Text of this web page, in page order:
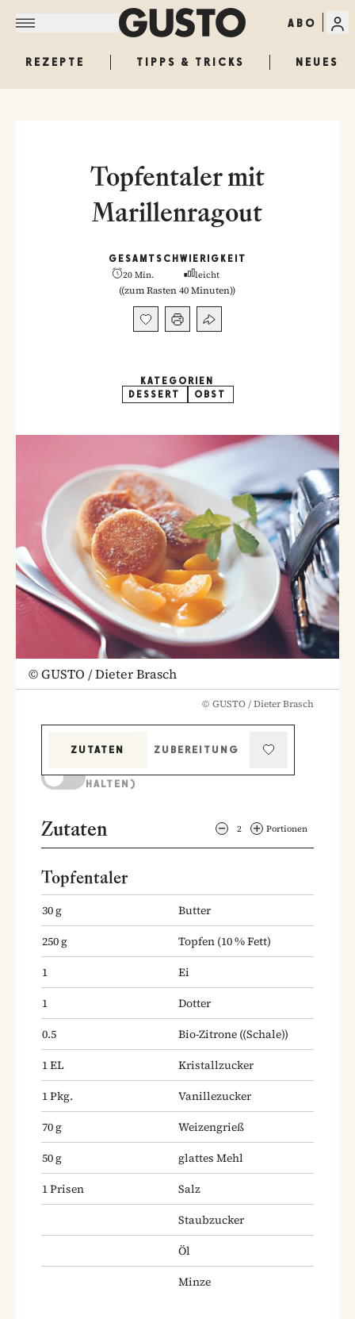
ABO
REZEPTE TIPPS & TRICKS NEUES
Topfentaler mit
Marillenragout
GESAMT
20 Min.
SCHWIERIGKEIT
leicht
((zum Rasten 40 Minuten))
KATEGORIEN
DESSERT
OBST
©GUSTO / Dieter Brasch
© GUSTO / Dieter Brasch
ZUTATEN
ZUBEREITUNG
HALTEN)
Zutaten 2 Portionen
Topfentaler
30g
Butter
250g Topfen (10 % Fett)
1
Ei
1
Dotter
0.5
Bio-Zitrone ((Schale))
1EL
Kristallzucker
1Pkg.
Vanillezucker
70g
Weizengrieß
50g
glattes Mehl
1Prisen
Salz
Staubzucker
Öl
Minze